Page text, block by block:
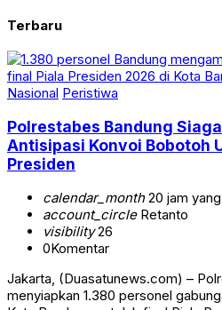
Terbaru
Nasional Peristiwa
Polrestabes Bandung
Antisipasi Konvoi Bobotoh
Presiden
calendar_month20 jam yang
account_circleRetanto
visibility26
0Komentar
Jakarta, (Duasatunews.com) –
menyiapkan 1.380 personel